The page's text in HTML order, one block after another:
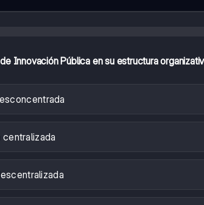
Innovación Pública en su estructura